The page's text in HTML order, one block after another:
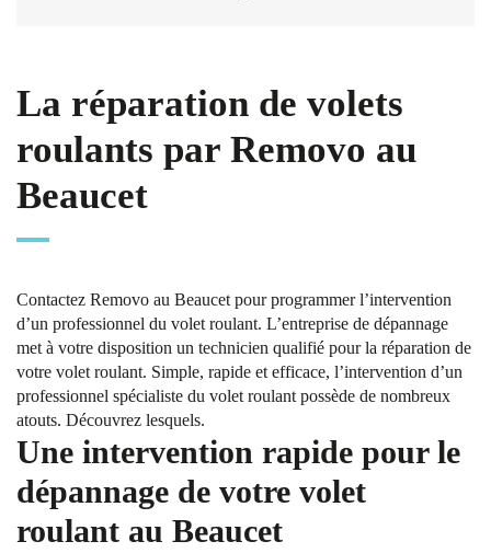
La réparation de volets
roulants par Removo au
Beaucet
Contactez Removo au Beaucet pour programmer l’intervention
d’un professionnel du volet roulant. L’entreprise de dépannage
met à votre disposition un technicien qualifié pour la réparation de
votre volet roulant. Simple, rapide et efficace, l’intervention d’un
professionnel spécialiste du volet roulant possède de nombreux
atouts. Découvrez lesquels.
Une intervention rapide pour le
dépannage de votre volet
roulant au Beaucet